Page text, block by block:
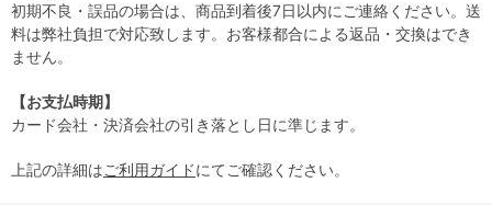
初期不良・誤品の場合は、商品到着後7日以内にご連絡ください。送
料は弊社負担で対応致します。お客様都合による返品・交換はでき
ません。
【お支払時期】
カード会社・決済会社の引き落とし日に準じます。
上記の詳細はご利用ガイドにてご確認ください。